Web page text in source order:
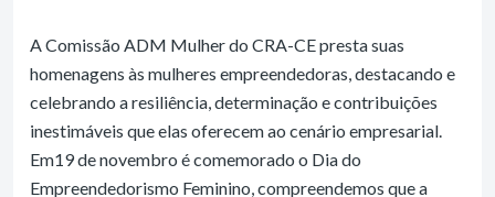
A Comissão ADM Mulher do CRA-CE presta suas
homenagens às mulheres empreendedoras, destacando e
celebrando a resiliência, determinação e contribuições
inestimáveis que elas oferecem ao cenário empresarial.
Em19 de novembro é comemorado o Dia do
Empreendedorismo Feminino, compreendemos que a